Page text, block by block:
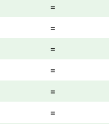
=
=
=
=
=
=